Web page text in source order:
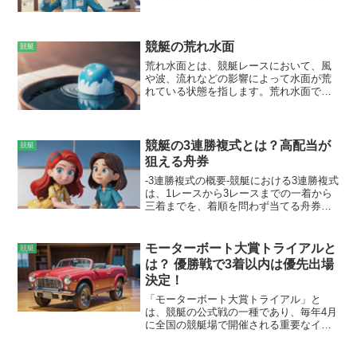
が、ルールに基づいて厳正にチェックさ
れます。この前検に合格しなければ、選
手はレースに出走することができませ
ん。
競艇 競艇の荒れ水面
荒れ水面とは、競艇レースにおいて、風
や波、流れなどの影響によって水面が荒
れている状態を指します。荒れ水面で
て、4段階に分類されます。最も荒れてい
る「特A」から、比較的穏やかな「A」ま
でです。各段階によって、レースの開催
可否や選手の成績に影響が出ます。荒れ
水面を制した選手は、優れた技術と判断
力を持ち合わせていると評価されます。
競艇
競艇の3連勝複式とは？高配当が
狙える舟券
-3連勝複式の概要-競艇における3連勝複式
は、1レースから3レースまでの一着から
三着までを、着順を問わず当てる舟券で
一着となった場合、1-3-2の組み合わせを
購入していれば3連勝複式が的中となりま
す。3連勝複式は高配当が狙える舟券とし
て知られており、例えば2023年1月16日
に開催されたボートレース下関の第28回
G1開設記念 若松ボート開設72周年記念競
走では、3連勝複式の払戻金が2,168,200
円にも上りました。
競艇
モーターボート大賞トライアルと
は？ 優勝戦で3着以内は優先出場
決定！
「モーターボート大賞トライアル」と
は、競艇の公式戦の一種であり、毎年4月
に全国の競艇場で開催される重要なイベ